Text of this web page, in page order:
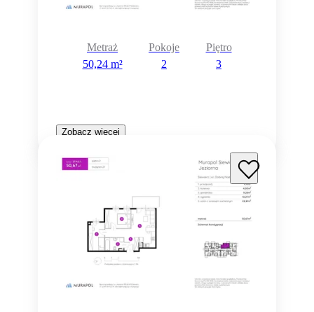
Metraż
50,24 m²
Pokoje
2
Piętro
3
Zobacz więcej